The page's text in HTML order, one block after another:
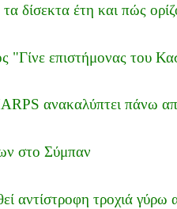
δίσεκτα έτη και πώς
"Γίνε επιστήμονας του
ανακαλύπτει πάνω
στο Σύμπαν
αντίστροφη τροχιά